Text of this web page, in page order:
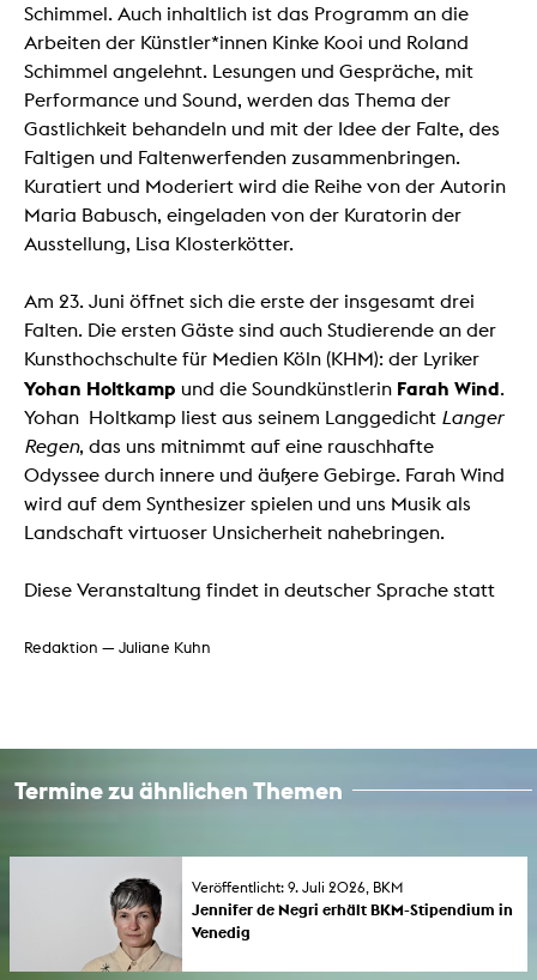
Schimmel. Auch inhaltlich ist das Programm an die
Arbeiten der Künstler*innen Kinke Kooi und Roland
Schimmel angelehnt. Lesungen und Gespräche, mit
Performance und Sound, werden das Thema der
Gastlichkeit behandeln und mit der Idee der Falte, des
Faltigen und Faltenwerfenden zusammenbringen.
Kuratiert und Moderiert wird die Reihe von der Autorin
Maria Babusch, eingeladen von der Kuratorin der
Ausstellung, Lisa Klosterkötter.
Am 23. Juni öffnet sich die erste der insgesamt drei
Falten. Die ersten Gäste sind auch Studierende an der
Kunsthochschulte für Medien Köln (KHM): der Lyriker
Yohan Holtkamp und die Soundkünstlerin Farah Wind.
Yohan Holtkamp liest aus seinem Langgedicht Langer
Regen, das uns mitnimmt auf eine rauschhafte
Odyssee durch innere und äußere Gebirge. Farah Wind
wird auf dem Synthesizer spielen und uns Musik als
Landschaft virtuoser Unsicherheit nahebringen.
Diese Veranstaltung findet in deutscher Sprache statt
Redaktion — Juliane Kuhn
Termine zu ähnlichen Themen
Veröffentlicht: 9. Juli 2026, BKM
Jennifer de Negri erhält BKM-Stipendium in
Venedig